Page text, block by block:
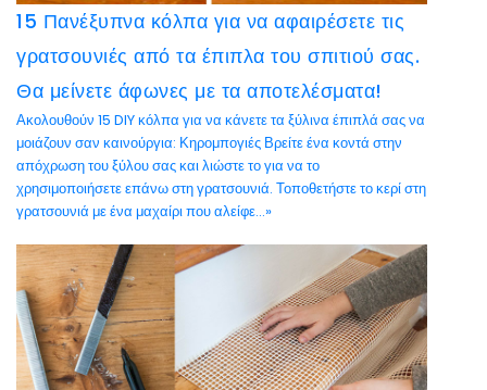
15 Πανέξυπνα κόλπα για να αφαιρέσετε τις
γρατσουνιές από τα έπιπλα του σπιτιού σας.
Θα μείνετε άφωνες με τα αποτελέσματα!
Ακολουθούν 15 DIY κόλπα για να κάνετε τα ξύλινα έπιπλά σας να
μοιάζουν σαν καινούργια: Κηρομπογιές Βρείτε ένα κοντά στην
απόχρωση του ξύλου σας και λιώστε το για να το
χρησιμοποιήσετε επάνω στη γρατσουνιά. Τοποθετήστε το κερί στη
γρατσουνιά με ένα μαχαίρι που αλείφε...»